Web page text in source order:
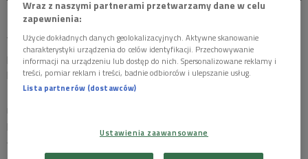
nagranie słuchowiska "Ferdydurke" Foto: Sebastian Gołos/PR
Witold Gombrowicz w swojej książce "Ferdydurke" stworzył
ponadczasowe dzieło, które odbiło się szerokim echem w
literaturze nie tylko polskiej, ale również międzynarodowej.
Tłumaczona na wiele języków, stała się klasyczną pozycją,
którego okowów główny bohater stara się za wszelką cenę
wyrwać.
Wraz z naszymi partnerami przetwarzamy dane w celu
zapewnienia:
Użycie dokładnych danych geolokalizacyjnych. Aktywne skanowanie
charakterystyki urządzenia do celów identyfikacji. Przechowywanie
informacji na urządzeniu lub dostęp do nich. Spersonalizowane reklamy i
treści, pomiar reklam i treści, badnie odbiorców i ulepszanie usług.
Lista partnerów (dostawców)
Ustawienia zaawansowane